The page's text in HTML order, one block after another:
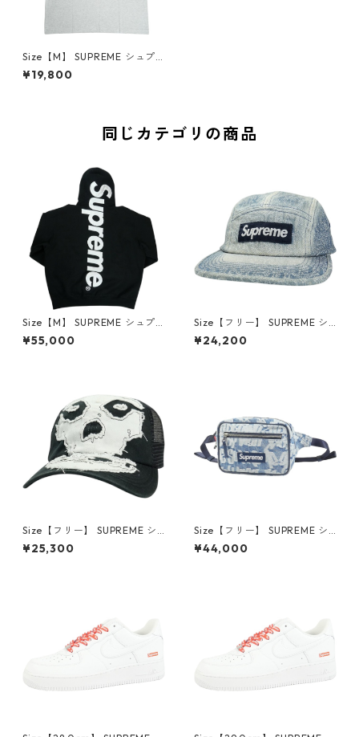
Size【M】 SUPREME シュプ
リーム 25FW Stick Tee Ash G
rey Tシャツ 灰 【新古品・未
¥19,800
同じカテゴリの商品
Size【M】 SUPREME シュプ
リーム Satin Applique Hoode
d Sweatshirt Black パーカー
¥55,000
Size【フリー】 SUPREME シ
ュプリーム 26SS Stitched Ol
d English Camp Cap Blue キ
¥24,200
Size【フリー】 SUPREME シ
ュプリーム ×The Misfits 26S
S Mesh Back 6-Panel Black
¥25,300
Size【フリー】 SUPREME シ
ュプリーム 22SS Fat Tip Jac
quard Denim Waist Bag Blu
¥44,000